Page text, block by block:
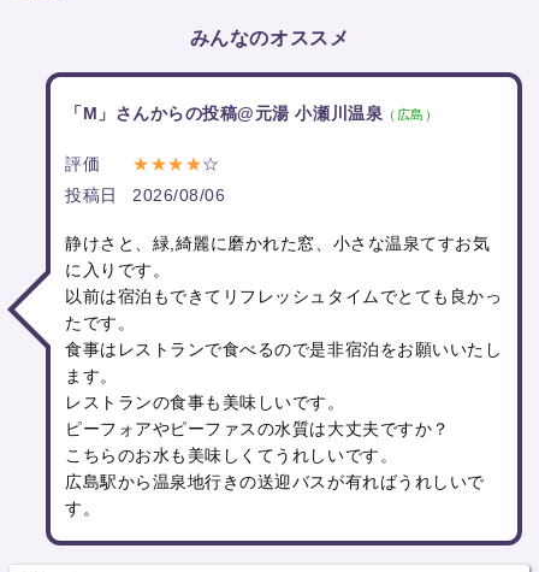
みんなのオススメ
「M」さんからの投稿@元湯 小瀬川温泉 （広島）
評価 ★★★★☆
投稿日
2026/08/06
静けさと、緑,綺麗に磨かれた窓、小さな温泉てすお気
に入りです。
以前は宿泊もできてリフレッシュタイムでとても良かっ
たです。
食事はレストランで食べるので是非宿泊をお願いいたし
ます。
レストランの食事も美味しいです。
ピーフォアやピーファスの水質は大丈夫ですか？
こちらのお水も美味しくてうれしいです。
広島駅から温泉地行きの送迎バスが有ればうれしいで
す。